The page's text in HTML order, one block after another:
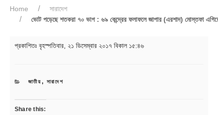
Home
সারাদেশ
ভোট পড়েছে শতকরা ৭০ ভাগ : ৬৯ কেন্দ্রের ফলাফলে জাপার (এরশাদ) মোস্তফা
প্রকাশিতঃ বৃহস্পতিবার, ২১ ডিসেম্বার ২০১৭ বিকাল ১৫:৪৬
CATEGORIES
জাতীয়, সারাদেশ
Share this: